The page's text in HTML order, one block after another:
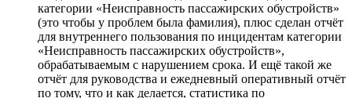
категории «Неисправность пассажирских обустройств»
(это чтобы у проблем была фамилия), плюс сделан отчёт
для внутреннего пользования по инцидентам категории
«Неисправность пассажирских обустройств»,
обрабатываемым с нарушением срока. И ещё такой же
отчёт для руководства и ежедневный оперативный отчёт
по тому, что и как делается, статистика по